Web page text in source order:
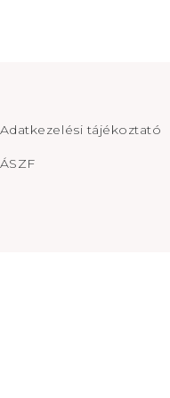
Adatkezelési tájékoztató
ÁSZF